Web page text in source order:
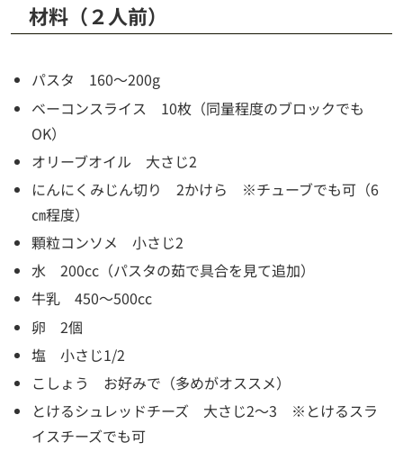
材料（２人前）
パスタ 160～200g
ベーコンスライス 10枚（同量程度のブロックでも
OK）
オリーブオイル 大さじ2
にんにくみじん切り 2かけら ※チューブでも可（6
㎝程度）
顆粒コンソメ 小さじ2
水 200cc（パスタの茹で具合を見て追加）
牛乳 450～500cc
卵 2個
塩 小さじ1/2
こしょう お好みで（多めがオススメ）
とけるシュレッドチーズ 大さじ2～3 ※とけるスラ
イスチーズでも可